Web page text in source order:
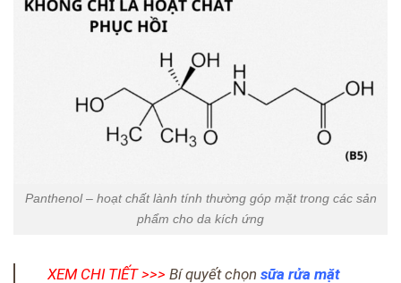
Panthenol – hoạt chất lành tính thường góp mặt trong các sản
phẩm cho da kích ứng
XEM CHI TIẾT >>> Bí quyết chọn sữa rửa mặt